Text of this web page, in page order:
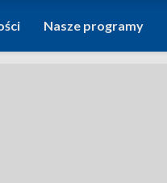
Nasze programy